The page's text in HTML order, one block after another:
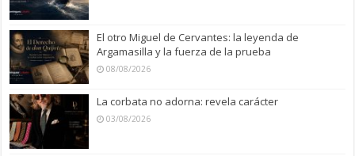
El otro Miguel de Cervantes: la leyenda de
Argamasilla y la fuerza de la prueba
08/08/2026
La corbata no adorna: revela carácter
03/08/2026